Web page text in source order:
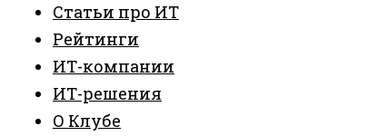
Статьи про ИТ
Рейтинги
ИТ-компании
ИТ-решения
О Клубе